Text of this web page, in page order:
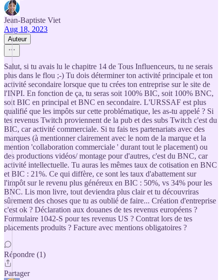
Jean-Baptiste Viet
Aug 18, 2023
Auteur
Salut, si tu avais lu le chapitre 14 de Tous Influenceurs, tu ne serais
plus dans le flou ;-) Tu dois déterminer ton activité principale et ton
activité secondaire lorsque que tu crées ton entreprise sur le site de
l'INPI. En fonction de ça, tu seras soit 100% BIC, soit 100% BNC,
soit BIC en principal et BNC en secondaire. L'URSSAF est plus
qualifié que les impôts sur cette problématique, les as-tu appelé ? Si
tes revenus Twitch proviennent de la pub et des subs Twitch c'est du
BIC, car activité commerciale. Si tu fais tes partenariats avec des
marques (à mentionner clairement avec le nom de la marque et la
mention 'collaboration commerciale ' durant tout le placement) ou
des productions vidéos/ montage pour d'autres, c'est du BNC, car
activité intellectuelle. Tu auras les mêmes taux de cotisation en BNC
et BIC : 21%. Ce qui diffère, ce sont les taux d'abattement sur
l'impôt sur le revenu plus généreux en BIC : 50%, vs 34% pour les
BNC. Lis mon livre, tout deviendra plus clair et tu découvriras
sûrement des choses que tu as oublié de faire... Création d'entreprise
c'est ok ? Déclaration aux douanes de tes revenus européens ?
Formulaire 1042-S pour tes revenus US ? Contrat lors de tes
placements produits ? Facture avec mentions obligatoires ?
Répondre (1)
Partager